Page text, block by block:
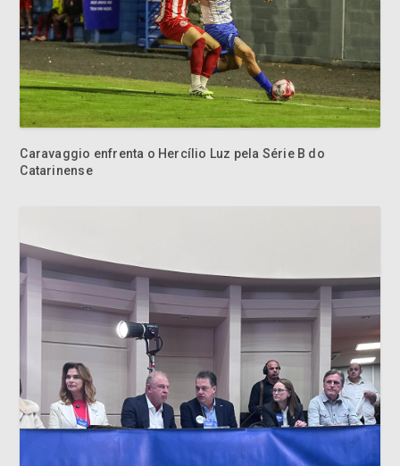
Caravaggio enfrenta o Hercílio Luz pela Série B do
Catarinense